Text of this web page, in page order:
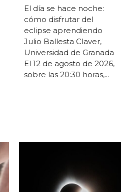
El día se hace noche:
cómo disfrutar del
eclipse aprendiendo
Julio Ballesta Claver,
Universidad de Granada
El 12 de agosto de 2026,
sobre las 20:30 horas,...